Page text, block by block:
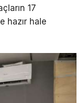
17
hazır hale